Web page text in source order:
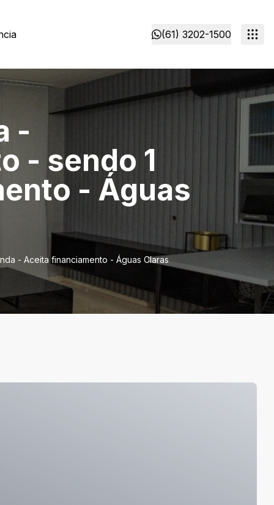
(61) 3202-1500
-
- sendo 1
- Águas
- Aceita financiamento - Águas Claras